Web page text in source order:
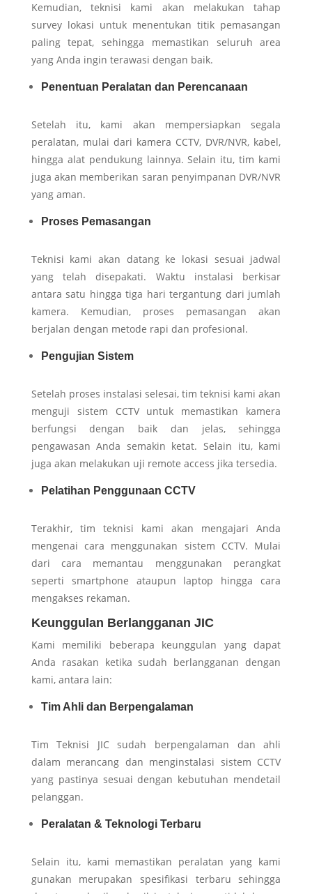
Kemudian, teknisi kami akan melakukan tahap
survey lokasi untuk menentukan titik pemasangan
paling tepat, sehingga memastikan seluruh area
yang Anda ingin terawasi dengan baik.
Penentuan Peralatan dan Perencanaan
Setelah itu, kami akan mempersiapkan segala
peralatan, mulai dari kamera CCTV, DVR/NVR, kabel,
hingga alat pendukung lainnya. Selain itu, tim kami
juga akan memberikan saran penyimpanan DVR/NVR
yang aman.
Proses Pemasangan
Teknisi kami akan datang ke lokasi sesuai jadwal
yang telah disepakati. Waktu instalasi berkisar
antara satu hingga tiga hari tergantung dari jumlah
kamera. Kemudian, proses pemasangan akan
berjalan dengan metode rapi dan profesional.
Pengujian Sistem
Setelah proses instalasi selesai, tim teknisi kami akan
menguji sistem CCTV untuk memastikan kamera
berfungsi dengan baik dan jelas, sehingga
pengawasan Anda semakin ketat. Selain itu, kami
juga akan melakukan uji remote access jika tersedia.
Pelatihan Penggunaan CCTV
Terakhir, tim teknisi kami akan mengajari Anda
mengenai cara menggunakan sistem CCTV. Mulai
dari cara memantau menggunakan perangkat
seperti smartphone ataupun laptop hingga cara
mengakses rekaman.
Keunggulan Berlangganan JIC
Kami memiliki beberapa keunggulan yang dapat
Anda rasakan ketika sudah berlangganan dengan
kami, antara lain:
Tim Ahli dan Berpengalaman
Tim Teknisi JIC sudah berpengalaman dan ahli
dalam merancang dan menginstalasi sistem CCTV
yang pastinya sesuai dengan kebutuhan mendetail
pelanggan.
Peralatan & Teknologi Terbaru
Selain itu, kami memastikan peralatan yang kami
gunakan merupakan spesifikasi terbaru sehingga